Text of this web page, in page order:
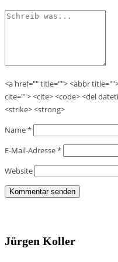
<a href="" title=""> <abbr
cite=""> <cite> <code> <del
<strike> <strong>
Name*
E-Mail-Adresse*
Website
Jürgen Koller